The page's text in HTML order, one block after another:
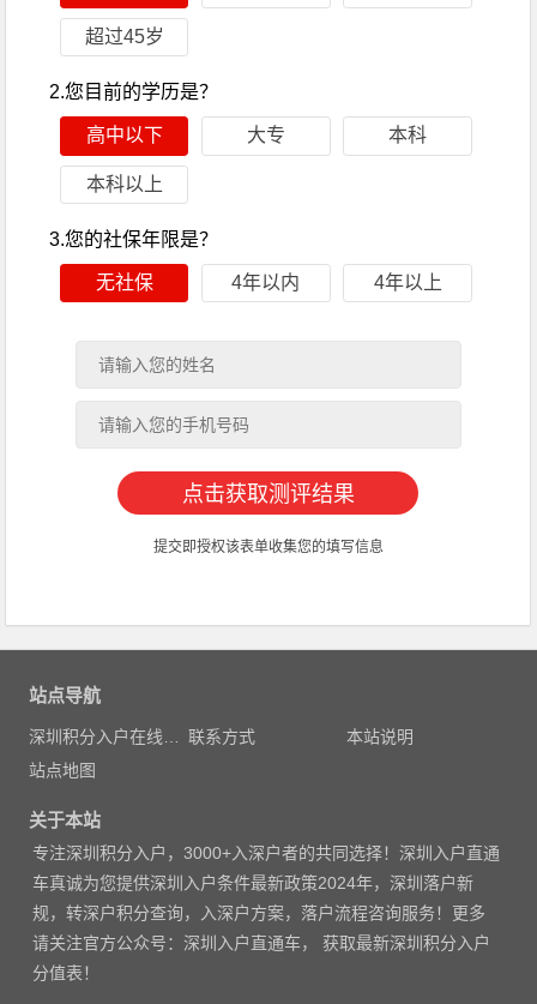
超过45岁
2.您目前的学历是？
高中以下 大专 本科
本科以上
3.您的社保年限是？
无社保 4年以内 4年以上
提交即授权该表单收集您的填写信息
站点导航
联系方式
本站说明
站点地图
关于本站
专注深圳积分入户 ，3000+入深户者的共同选择！深圳入户直通
车真诚为您提供深圳入户条件最新政策2024年，深圳落户新
规，转深户积分查询，入深户方案，落户流程咨询服务！更多
请关注官方公众号：深圳入户直通车， 获取最新深圳积分入户
分值表！